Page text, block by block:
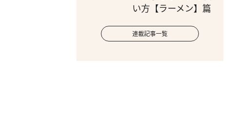
い方【ラーメン】篇
連載記事一覧